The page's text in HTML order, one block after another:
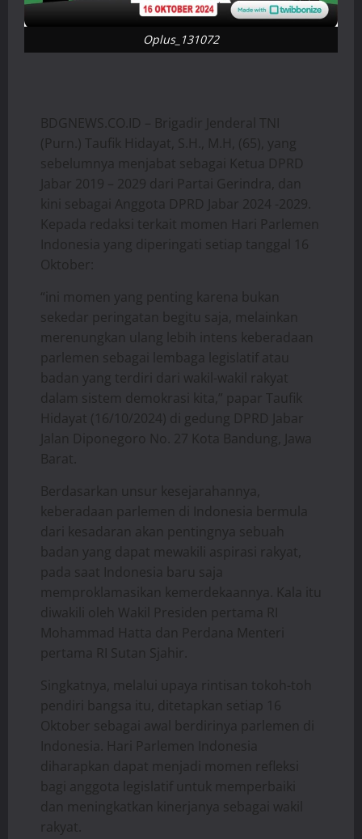
Oplus_131072
BDGNEWS.CO.ID – Brigadir Jenderal TNI
(Purn.) Taufik Hidayat, S.H., M.H, (65), yang
sebelumnya menjabat sebagai Ketua DPRD
Jabar 2019 – 2029 dari Partai Gerindra, dan
kini sebagai Anggota DPRD Jabar 2024 -2029.
Kepada redaksi terkait momen Hari Parlemen
Indonesia yang diperingati setiap tanggal 16
Oktober:
“ini momen yang penting karena bukan
sekedar peringatan begitu saja, melainkan
merenungkan ulang lebih intens keberadaan
parlemen sebagai lembaga legislatif atau
badan yang terdiri dari wakil-wakil rakyat
dalam sistem demokrasi kita,” papar Taufik
Hidayat (16/10/2024) di gedung DPRD Jabar
Jalan Diponegoro No. 27 Kota Bandung, Jawa
Barat.
Berdasarkan unsur kesejarahannya,
keberadaan parlemen di Indonesia bermula
dari kesadaran akan pentingnya sebuah
badan yang dapat mewakili aspirasi rakyat,
pada saat Indonesia baru saja
memproklamasikan kemerdekaannya. Kala itu
diwakili oleh Wakil Presiden pertama RI
Mohammad Hatta dan Perdana Menteri
pertama RI Sutan Sjahir.
Singkatnya, melalui upaya rintisan tokoh-toh
pendiri bangsa itu, ditetapkan setiap 16
Oktober sebagai awal berdirinya parlemen di
Indonesia. Hari Parlemen Indonesia
diharapkan dapat menjadi momen refleksi
bagi anggota legislatif untuk memperbaiki
dan meningkatkan kinerjanya sebagai wakil
rakyat.